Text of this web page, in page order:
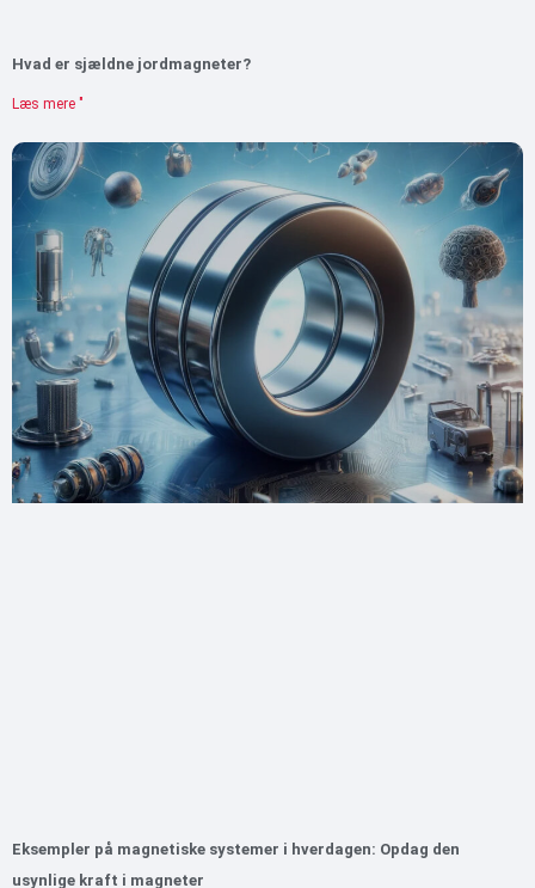
Hvad er sjældne jordmagneter?
Læs mere "
Eksempler på magnetiske systemer i hverdagen: Opdag den
usynlige kraft i magneter